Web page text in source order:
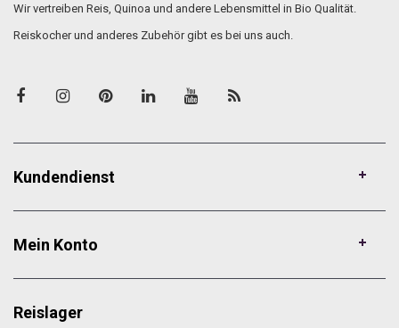
Wir vertreiben Reis, Quinoa und andere Lebensmittel in Bio Qualität.
Reiskocher und anderes Zubehör gibt es bei uns auch.
Kundendienst
Mein Konto
Reislager